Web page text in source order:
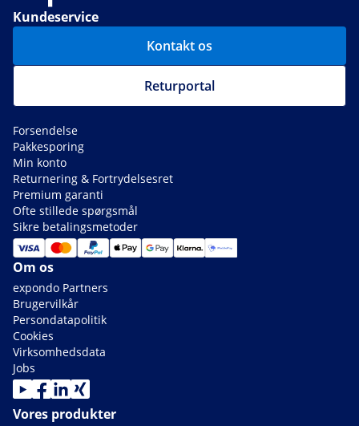
Kundeservice
Kontakt os
Returportal
Forsendelse
Pakkesporing
Min konto
Returnering & Fortrydelsesret
Premium garanti
Ofte stillede spørgsmål
Sikre betalingsmetoder
Om os
expondo Partners
Brugervilkår
Persondatapolitik
Cookies
Virksomhedsdata
Jobs
Vores produkter